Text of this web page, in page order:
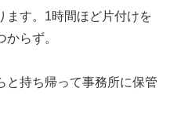
ます。1時間ほど片付けを
らず。
と持ち帰って事務所に保管